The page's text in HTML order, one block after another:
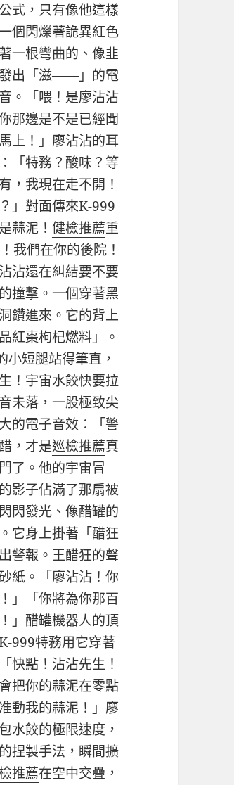
式，只有像他這樣
個閃爍著詭異紅色
一根彎曲的、像韭
發出「滋——」的電
。「喂！是廖沾沾
那邊是不是已經聞
上！」廖沾沾的耳
「特務？酸味？等
，我現在走不開！
」對面傳來K-999
蒜泥！健檢推薦重
我們在你的後院！
沾還在糾結要不要
撞擊。一個穿著黑
鑽進來。它的背上
紅棗枸杞燃料」。
短腿站得筆直，
！宇宙水餃快要拉
未落，一股極致尖
的電子音效：「警
，才是巡檢推薦真
了。他的宇宙冒
影子佔滿了那扇被
閃發光、像醋罐的
它身上掛著「醋狂
警報。王醋狂的聲
紙。「廖沾沾！你
」「你將為你那百
」醋罐機器人的頂
999特務用它穿著
快點！沾沾先生！
把你的蒜泥在零點
動我的蒜泥！」廖
水餃的極限速度，
捏製手法，瞬間擴
推薦在空中交疊，